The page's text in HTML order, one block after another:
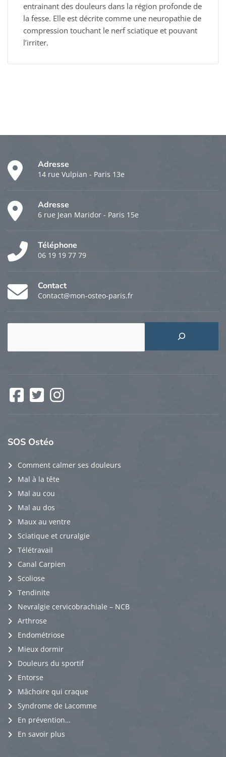
entrainant des douleurs dans la région profonde de
la fesse. Elle est décrite comme une neuropathie de
compression touchant le nerf sciatique et pouvant
l’irriter.
Adresse
14 rue Vulpian - Paris 13e
Adresse
6 rue Jean Maridor - Paris 15e
Téléphone
06 19 19 77 79
Contact
Contact@mon-osteo-paris.fr
Facebook
SOS Ostéo
Comment calmer ses douleurs
Mal à la tête
Mal au cou
Mal au dos
Maux au ventre
Sciatique et cruralgie
Télétravail
Canal Carpien
Scoliose
Tendinite
Nevralgie cervicobrachiale – NCB
Arthrose
Endométriose
Mieux dormir
Douleurs du sportif
Entorse
Mâchoire qui craque
Syndrome de Lacomme
En prévention…
En savoir plus